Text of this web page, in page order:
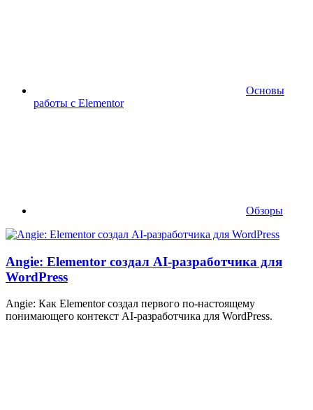
Основы
работы с Elementor
Обзоры
Angie: Elementor создал AI-разработчика для
WordPress
Angie: Как Elementor создал первого по-настоящему
понимающего контекст AI-разработчика для WordPress.